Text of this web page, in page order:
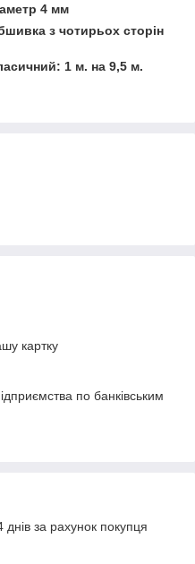
4 мм
з чотирьох сторін
1 м. на 9,5 м.
картку
по банківським
за рахунок покупця